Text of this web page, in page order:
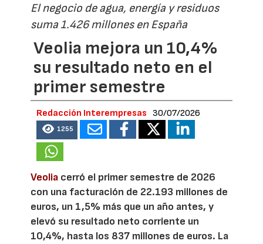
El negocio de agua, energía y residuos
suma 1.426 millones en España
Veolia mejora un 10,4%
su resultado neto en el
primer semestre
Redacción Interempresas 30/07/2026
1255
Veolia cerró el primer semestre de 2026
con una facturación de 22.193 millones de
euros, un 1,5% más que un año antes, y
elevó su resultado neto corriente un
10,4%, hasta los 837 millones de euros. La